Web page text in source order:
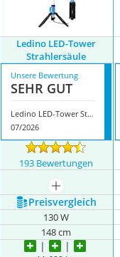
Ledino LED-Tower
Strahlersäule
Unsere Bewertung
SEHR GUT
Ledino LED-Tower Strahlersäule
07/2026
193 Bewertungen
mehr anzeigen
Preis­vergleich
130 W
148 cm